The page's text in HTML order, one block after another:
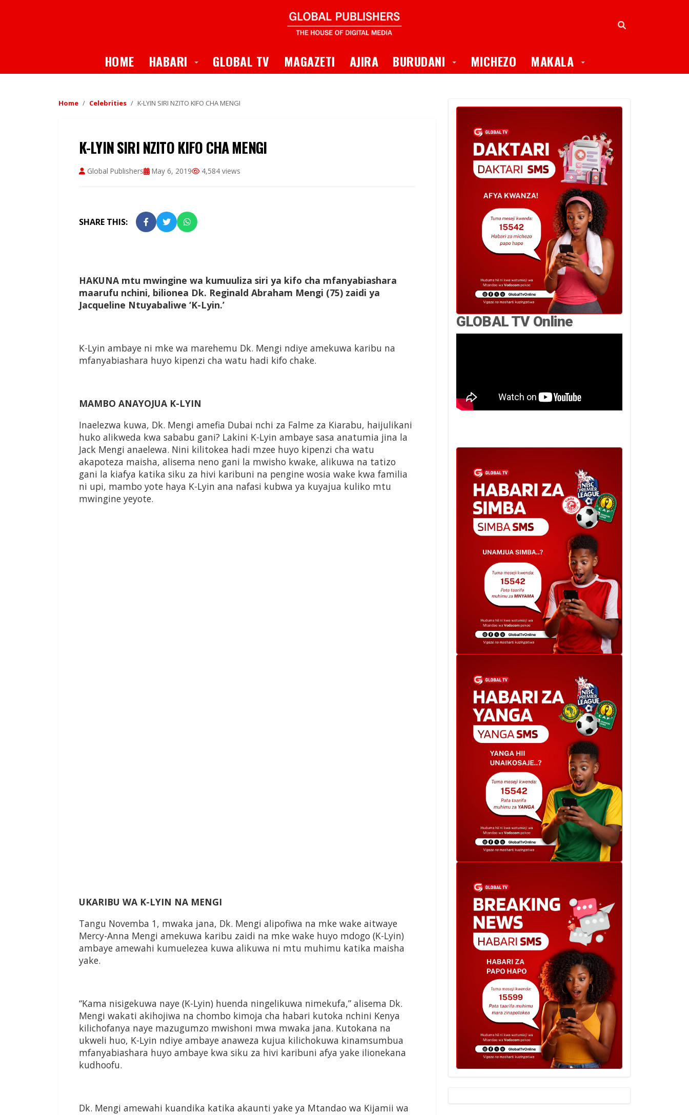
HOME HABARI Toggle Dropdown
GLOBAL TV MAGAZETI AJIRA BURUDANI Toggle Dropdown
MICHEZO MAKALA Toggle Dropdown
Home Celebrities K-LYIN SIRI NZITO KIFO CHA MENGI
K-LYIN SIRI NZITO KIFO CHA MENGI
Global Publishers May 6, 2019 4,584 views
SHARE THIS:
HAKUNA mtu mwingine wa kumuuliza siri ya kifo cha mfanyabiashara
maarufu nchini, bilionea Dk. Reginald Abraham Mengi (75) zaidi ya
Jacqueline Ntuyabaliwe ‘K-Lyin.’
K-Lyin ambaye ni mke wa marehemu Dk. Mengi ndiye amekuwa karibu na
mfanyabiashara huyo kipenzi cha watu hadi kifo chake.
MAMBO ANAYOJUA K-LYIN
Inaelezwa kuwa, Dk. Mengi amefia Dubai nchi za Falme za Kiarabu, haijulikani
huko alikweda kwa sababu gani? Lakini K-Lyin ambaye sasa anatumia jina la
Jack Mengi anaelewa. Nini kilitokea hadi mzee huyo kipenzi cha watu
akapoteza maisha, alisema neno gani la mwisho kwake, alikuwa na tatizo
gani la kiafya katika siku za hivi karibuni na pengine wosia wake kwa familia
ni upi, mambo yote haya K-Lyin ana nafasi kubwa ya kuyajua kuliko mtu
mwingine yeyote.
UKARIBU WA K-LYIN NA MENGI
Tangu Novemba 1, mwaka jana, Dk. Mengi alipofiwa na mke wake aitwaye
Mercy-Anna Mengi amekuwa karibu zaidi na mke wake huyo mdogo (K-Lyin)
ambaye amewahi kumuelezea kuwa alikuwa ni mtu muhimu katika maisha
yake.
“Kama nisigekuwa naye (K-Lyin) huenda ningelikuwa nimekufa,” alisema Dk.
Mengi wakati akihojiwa na chombo kimoja cha habari kutoka nchini Kenya
kilichofanya naye mazugumzo mwishoni mwa mwaka jana. Kutokana na
ukweli huo, K-Lyin ndiye ambaye anaweza kujua kilichokuwa kinamsumbua
mfanyabiashara huyo ambaye kwa siku za hivi karibuni afya yake ilionekana
kudhoofu.
Dk. Mengi amewahi kuandika katika akaunti yake ya Mtandao wa Kijamii wa
GLOBAL TV Online